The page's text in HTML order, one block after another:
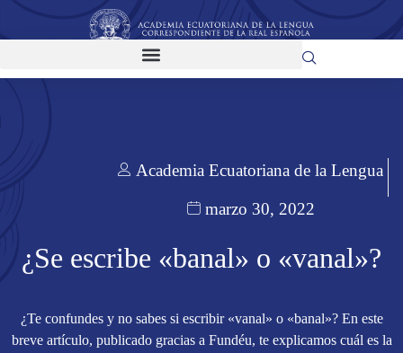
Academia Ecuatoriana de la Lengua
marzo 30, 2022
¿Se escribe «banal» o «vanal»?
¿Te confundes y no sabes si escribir «vanal» o «banal»? En este
breve artículo, publicado gracias a Fundéu, te explicamos cuál es la